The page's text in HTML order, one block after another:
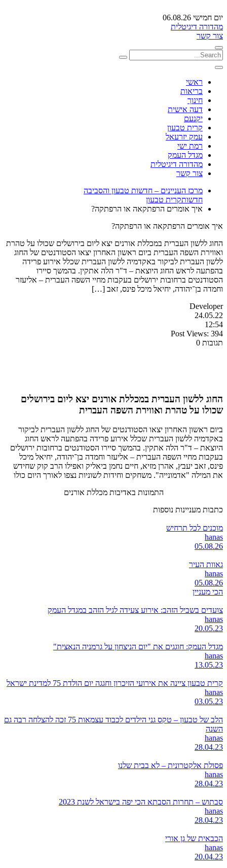
יום חמישי 06.08.26
מהדורה דיגיטלית
צור קשר
ראשי
בריאות
חינוך
דעה אישית
יקנעם
קרית טבעון
עמק יזרעאל
רמת ישי
מגדל העמק
מהדורה דיגיטלית
צור קשר
מרכז העניינים – חדשות טבעון והסביבה
חדשותקרית טבעון
איך אומרים הרפתקאה או הרפתקה?
איך אומרים הרפתקאה או הרפתקה?
החוג ללשון העברית במכללת אורנים יצא ליום בירושלים שכולו על טהרת
ואווירת השפה העברית ביום ראשון האחרון יצאו הסטודנטים של החוג
ללשון העברית לביקור באקדמיה ללשון העברית שכלל אירוע פרידה
בהפתעה לראש החוג היוצאת – ד"ר הלה אתקין. בהמשך סיירו
הסטודנטים ברחובות ירושלים בעקבות מחיי השפה העברית – אליעזר
וחמדה בן־יהודה, יחיאל מיכל פינס, זאב […]
Developer
24.05.22
12:54
Post Views: 394
תגובות 0
החוג ללשון העברית במכללת אורנים יצא ליום בירושלים
שכולו על טהרת ואווירת השפה העברית
ביום ראשון האחרון יצאו הסטודנטים של החוג ללשון העברית לביקור
באקדמיה ללשון העברית שכלל אירוע פרידה בהפתעה לראש החוג
היוצאת – ד"ר הלה אתקין. בהמשך סיירו הסטודנטים ברחובות ירושלים
בעקבות מחיי השפה העברית – אליעזר וחמדה בן־יהודה, יחיאל מיכל
פינס, זאב יעבץ, אהרן מזיא, חיים נחמן ביאליק ואפילו הרב קוק שחידש
את המילה "אדמונייה". משחקים וחידות לשוניות נצפו לאורך היום כולו
התמונות באדיבות מכללת אורנים
כתבות מעניינות נוספות
מוכנים לכל תרחיש
hanas
05.08.26
גאוות העיר
hanas
05.08.26
הכי מעניין
צועדים בשביל הזהב: אירוע צעידה לגיל הזהב במגדל העמק
hanas
20.05.23
מגדל העמק: חוגגים את "יום הניצחון על גרמניה הנאצית"
hanas
13.05.23
קרית טבעון ציינה את אירועי הזיכרון וחגגה יום הולדת 75 למדינת ישראל
hanas
03.05.23
הלב של טבעון – טקס גני הילדים לכבוד עצמאות 75 זכה להצלחה רבה גם
השנה
hanas
28.04.23
פסולת אלקטרונית – לא בבית שלנו
hanas
28.04.23
סבתוש – תחרות הסבתא הכי יפה בישראל לשנת 2023
hanas
28.04.23
הכבאית של גן אורי
hanas
20.04.23